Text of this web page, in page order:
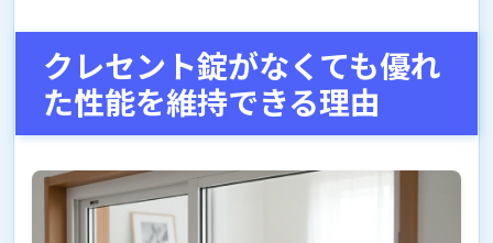
クレセント錠がなくても優れ
た性能を維持できる理由